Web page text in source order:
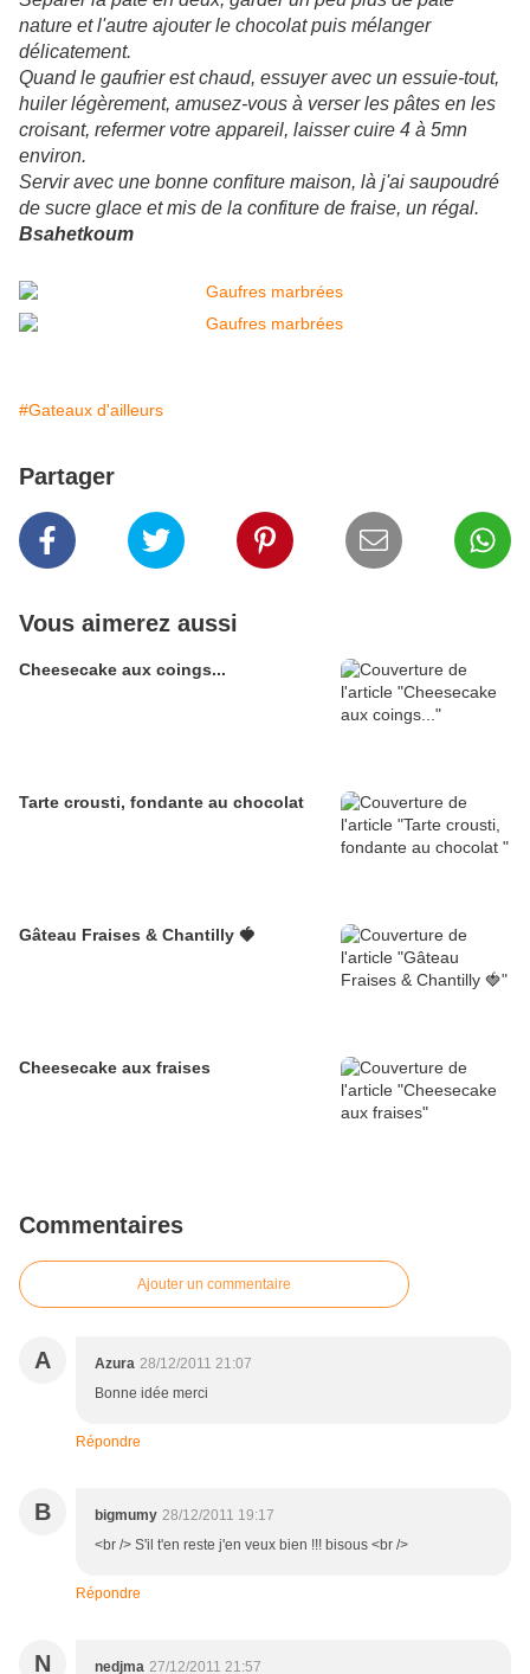
nature et l'autre ajouter le chocolat puis mélanger
délicatement.
Quand le gaufrier est chaud, essuyer avec un essuie-tout,
huiler légèrement, amusez-vous à verser les pâtes en les
croisant, refermer votre appareil, laisser cuire 4 à 5mn
environ.
Servir avec une bonne confiture maison, là j'ai saupoudré
de sucre glace et mis de la confiture de fraise, un régal.
Bsahetkoum
#Gateaux d'ailleurs
Partager
Vous aimerez aussi
Cheesecake aux coings...
Tarte crousti, fondante au chocolat
Gâteau Fraises & Chantilly 🍓
Cheesecake aux fraises
Commentaires
Ajouter un commentaire
A Azura 28/12/2011 21:07
Bonne idée merci
Répondre
B bigmumy 28/12/2011 19:17
<br /> S'il t'en reste j'en veux bien !!! bisous <br />
Répondre
N nedjma 27/12/2011 21:57